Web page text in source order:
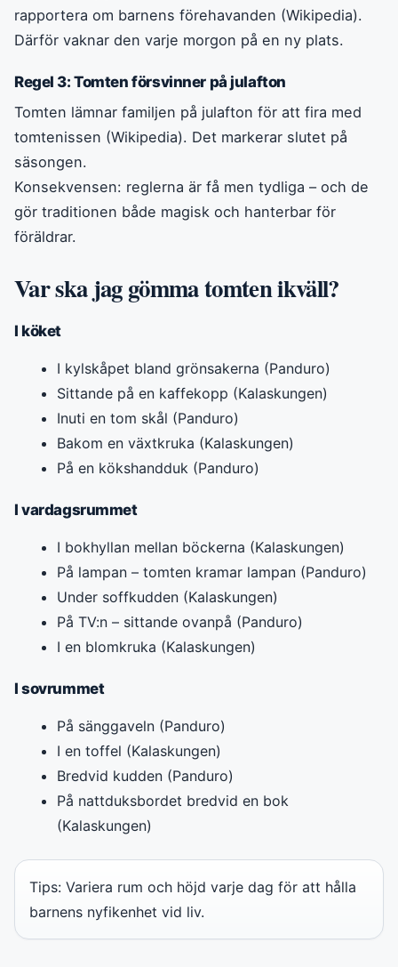
rapportera om barnens förehavanden (Wikipedia).
Därför vaknar den varje morgon på en ny plats.
Regel 3: Tomten försvinner på julafton
Tomten lämnar familjen på julafton för att fira med
tomtenissen (Wikipedia). Det markerar slutet på
säsongen.
Konsekvensen: reglerna är få men tydliga – och de
gör traditionen både magisk och hanterbar för
föräldrar.
Var ska jag gömma tomten ikväll?
I köket
I kylskåpet bland grönsakerna (Panduro)
Sittande på en kaffekopp (Kalaskungen)
Inuti en tom skål (Panduro)
Bakom en växtkruka (Kalaskungen)
På en kökshandduk (Panduro)
I vardagsrummet
I bokhyllan mellan böckerna (Kalaskungen)
På lampan – tomten kramar lampan (Panduro)
Under soffkudden (Kalaskungen)
På TV:n – sittande ovanpå (Panduro)
I en blomkruka (Kalaskungen)
I sovrummet
På sänggaveln (Panduro)
I en toffel (Kalaskungen)
Bredvid kudden (Panduro)
På nattduksbordet bredvid en bok
(Kalaskungen)
Tips: Variera rum och höjd varje dag för att hålla
barnens nyfikenhet vid liv.